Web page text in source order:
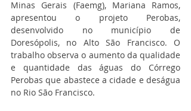
Minas Gerais (Faemg), Mariana Ramos,
apresentou o projeto Perobas,
desenvolvido no município de
Doresópolis, no Alto São Francisco. O
trabalho observa o aumento da qualidade
e quantidade das águas do Córrego
Perobas que abastece a cidade e deságua
no Rio São Francisco.